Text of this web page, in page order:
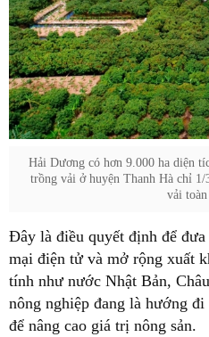
Hải Dương có hơn 9.000 ha diện
trồng vải ở huyện Thanh Hà chỉ
vải toàn
Đây là điều quyết định để
mại điện tử và mở rộng xuất
tính như nước Nhật Bản,
nông nghiệp đang là hướng
để nâng cao giá trị nông sản.